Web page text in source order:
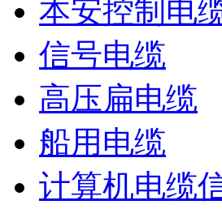
本安控制电
信号电缆
高压扁电缆
船用电缆
计算机电缆